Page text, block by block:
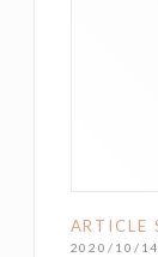
ARTICLE
2020/10/14